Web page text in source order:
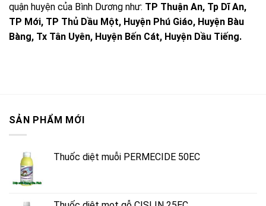
quận huyện của Bình Dương như: TP Thuận An, Tp Dĩ An,
TP Mới, TP Thủ Dầu Một, Huyện Phú Giáo, Huyện Bàu
Bàng, Tx Tân Uyên, Huyện Bến Cát, Huyện Dầu Tiếng.
SẢN PHẨM MỚI
Thuốc diệt muỗi PERMECIDE 50EC